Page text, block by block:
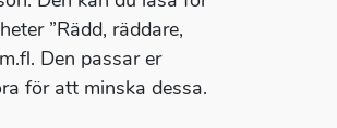
”Rädd, räddare,
Den passar er
för att minska dessa.